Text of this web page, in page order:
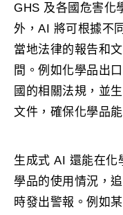
GHS 及各國危害化
外，AI 將可根據不
當地法律的報告和
間。例如化學品出
國的相關法規，並
文件，確保化學品
生成式 AI 還能在化
學品的使用情況，
時發出警報。例如